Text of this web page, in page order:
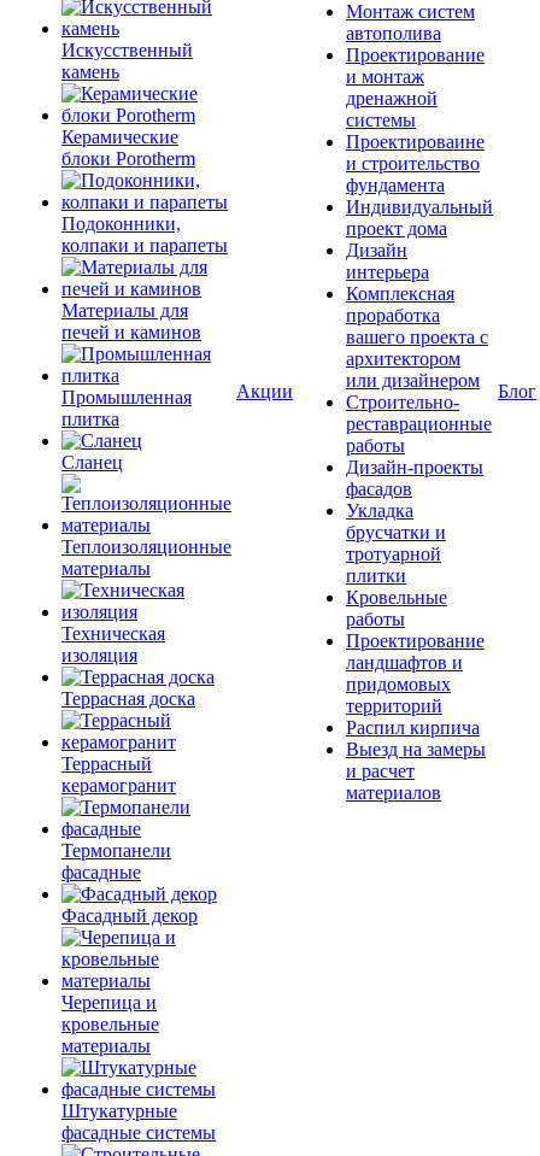
Искусственный
камень
Керамические
блоки Porotherm
Подоконники,
колпаки и парапеты
Материалы для
печей и каминов
Промышленная
плитка
Сланец
Теплоизоляционные
материалы
Техническая
изоляция
Террасная доска
Террасный
керамогранит
Термопанели
фасадные
Фасадный декор
Черепица и
кровельные
материалы
Штукатурные
фасадные системы
Акции
Монтаж систем
автополива
Проектирование
и монтаж
дренажной
системы
Проектироваине
и строительство
фундамента
Индивидуальный
проект дома
Дизайн
интерьера
Комплексная
проработка
вашего проекта с
архитектором
или дизайнером
Строительно-
реставрационные
работы
Дизайн-проекты
фасадов
Укладка
брусчатки и
тротуарной
плитки
Кровельные
работы
Проектирование
ландшафтов и
придомовых
территорий
Распил кирпича
Выезд на замеры
и расчет
материалов
Блог